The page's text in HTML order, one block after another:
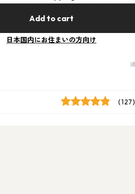
Add to cart
日本国内にお住まいの方向け
(127)